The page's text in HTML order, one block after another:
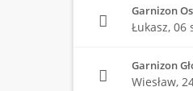
Garnizon
Łukasz, 06
Garnizon
Wiesław,